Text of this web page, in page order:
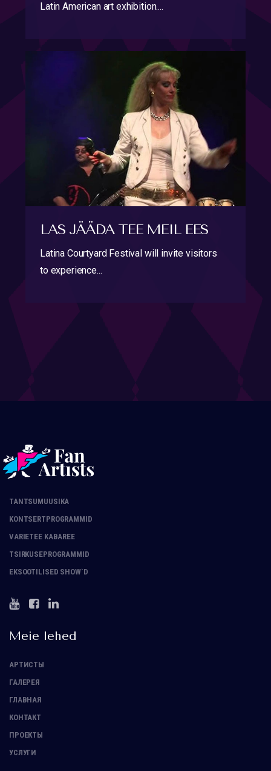
Latin American art exhibition....
LAS JÄÄDA TEE MEIL EES
Latina Courtyard Festival will invite visitors
to experience...
TANTSUMUUSIKA
KONTSERTPROGRAMMID
VARIETEE KABAREE
TSIRKUSEPROGRAMMID
EKSOOTILISED SHOW`D
Meie lehed
АРТИСТЫ
ГАЛЕРЕЯ
ГЛАВНАЯ
КОНТАКТ
ПРОЕКТЫ
УСЛУГИ